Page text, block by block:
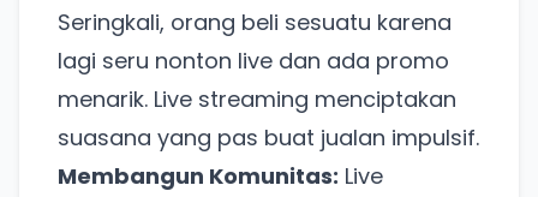
Seringkali, orang beli sesuatu karena
lagi seru nonton live dan ada promo
menarik. Live streaming menciptakan
suasana yang pas buat jualan impulsif.
Membangun Komunitas: Live